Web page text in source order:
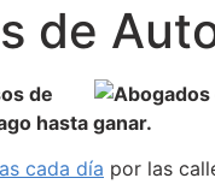
de
de
hasta ganar.
cada día por las